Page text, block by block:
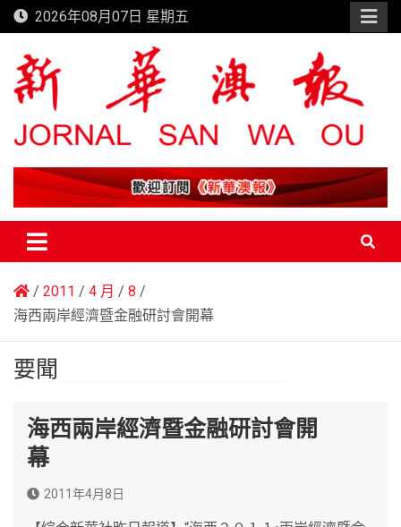
Skip
to
content
2026年08月07日 星期五
新華澳報
2011 4 月
8
海西兩岸經濟暨金融研討會開幕
要聞
海西兩岸經濟暨金融研討會開
幕
2011年4月8日